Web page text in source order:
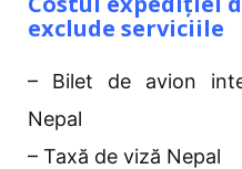
exclude serviciile
– Bilet de avion
Nepal
– Taxă de viză Nepal